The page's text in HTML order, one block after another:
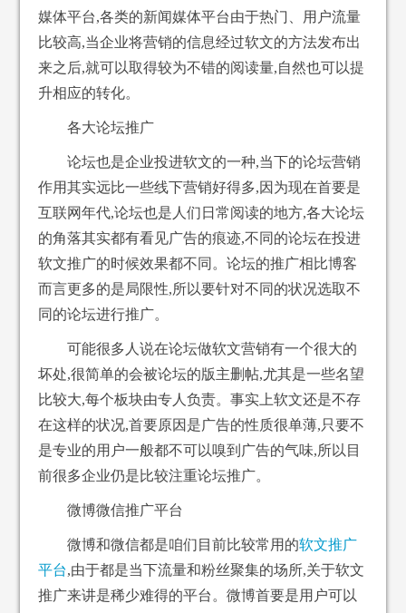
媒体平台,各类的新闻媒体平台由于热门、用户流量
比较高,当企业将营销的信息经过软文的方法发布出
来之后,就可以取得较为不错的阅读量,自然也可以提
升相应的转化。
各大论坛推广
论坛也是企业投进软文的一种,当下的论坛营销
作用其实远比一些线下营销好得多,因为现在首要是
互联网年代,论坛也是人们日常阅读的地方,各大论坛
的角落其实都有看见广告的痕迹,不同的论坛在投进
软文推广的时候效果都不同。论坛的推广相比博客
而言更多的是局限性,所以要针对不同的状况选取不
同的论坛进行推广。
可能很多人说在论坛做软文营销有一个很大的
坏处,很简单的会被论坛的版主删帖,尤其是一些名望
比较大,每个板块由专人负责。事实上软文还是不存
在这样的状况,首要原因是广告的性质很单薄,只要不
是专业的用户一般都不可以嗅到广告的气味,所以目
前很多企业仍是比较注重论坛推广。
微博微信推广平台
微博和微信都是咱们目前比较常用的软文推广
平台,由于都是当下流量和粉丝聚集的场所,关于软文
推广来讲是稀少难得的平台。微博首要是用户可以